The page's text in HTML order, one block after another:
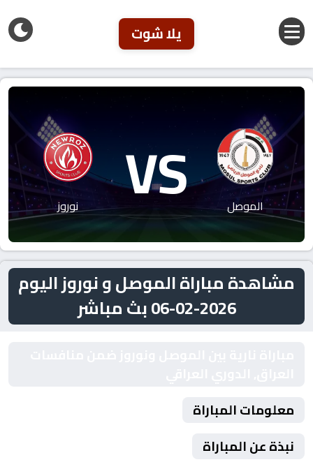
يلا شوت
الموصل VS نوروز
مشاهدة مباراة الموصل و نوروز اليوم
2026-02-06 بث مباشر
معلومات المباراة
نبذة عن المباراة